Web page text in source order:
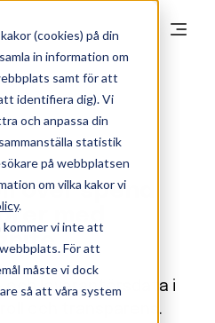
(cookies) på din
in information om
samt för att
identifiera dig). Vi
och anpassa din
statistik
på webbplatsen
om vilka kakor vi
.
kommer vi inte att
För att
måste vi dock
så att våra system
över spend
med
och leverantörsdata i
och transparens.